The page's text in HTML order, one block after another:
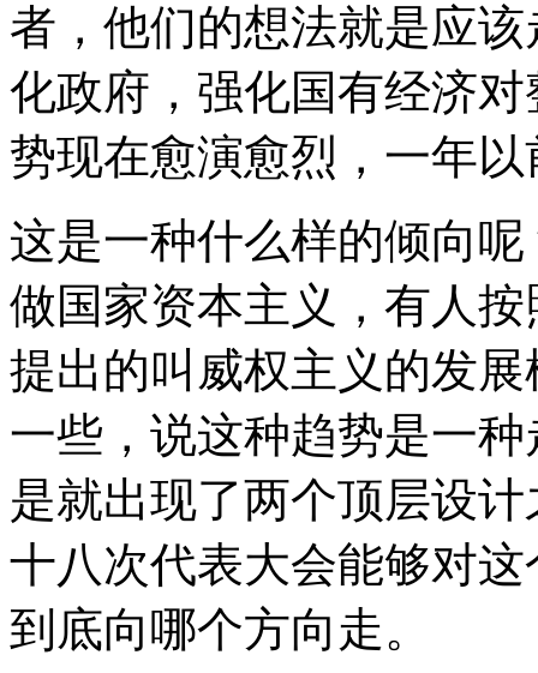
者，他们的想法就是应
化政府，强化国有经济
势现在愈演愈烈，一年
这是一种什么样的倾向
做国家资本主义，有人
提出的叫威权主义的发
一些，说这种趋势是一
是就出现了两个顶层设
十八次代表大会能够对
到底向哪个方向走。